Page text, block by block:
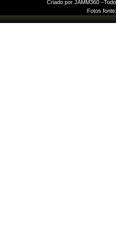
Criado por JAMM360 –
Fotos